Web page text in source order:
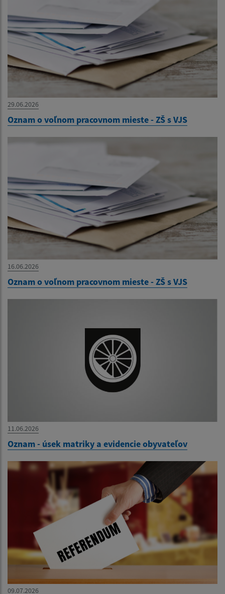
29.06.2026
Oznam o voľnom pracovnom mieste - ZŠ s VJS
16.06.2026
Oznam o voľnom pracovnom mieste - ZŠ s VJS
11.06.2026
Oznam - úsek matriky a evidencie obyvateľov
09.07.2026